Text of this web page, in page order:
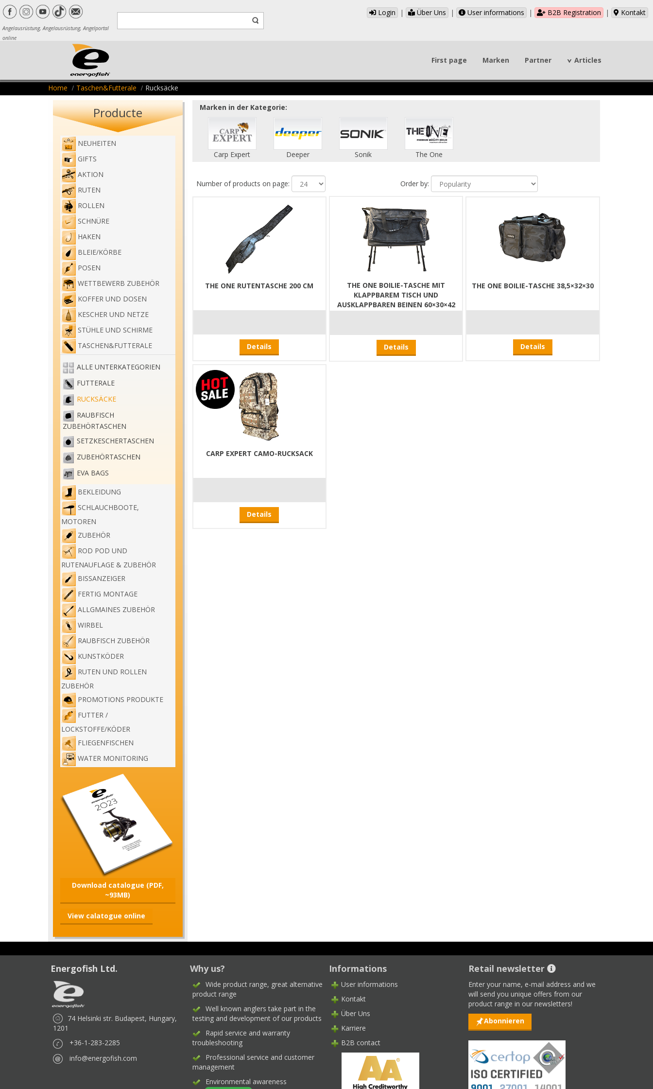
Angelausrüstung, Angelausrüstung, Angelportal
online
Login | Über Uns | User informations | B2B Registration | Kontakt
First page Marken Partner Articles
Home Taschen&Futterale Rucksäcke
Producte
NEUHEITEN
GIFTS
AKTION
RUTEN
ROLLEN
SCHNÜRE
HAKEN
BLEIE/KÖRBE
POSEN
WETTBEWERB ZUBEHÖR
KOFFER UND DOSEN
KESCHER UND NETZE
STÜHLE UND SCHIRME
TASCHEN&FUTTERALE
ALLE UNTERKATEGORIEN
FUTTERALE
RUCKSÄCKE
RAUBFISCH
ZUBEHÖRTASCHEN
SETZKESCHERTASCHEN
ZUBEHÖRTASCHEN
EVA BAGS
BEKLEIDUNG
SCHLAUCHBOOTE,
MOTOREN
ZUBEHÖR
ROD POD UND
RUTENAUFLAGE & ZUBEHÖR
BISSANZEIGER
FERTIG MONTAGE
ALLGMAINES ZUBEHÖR
WIRBEL
RAUBFISCH ZUBEHÖR
KUNSTKÖDER
RUTEN UND ROLLEN
ZUBEHÖR
PROMOTIONS PRODUKTE
FUTTER /
LOCKSTOFFE/KÖDER
FLIEGENFISCHEN
WATER MONITORING
Download catalogue (PDF,
~93MB)
View calatogue online
Marken in der Kategorie:
Carp Expert Deeper Sonik The One
Number of products on page: Order by:
THE ONE RUTENTASCHE 200 CM
Details
THE ONE BOILIE-TASCHE MIT
KLAPPBAREM TISCH UND
AUSKLAPPBAREN BEINEN 60×30×42
Details
THE ONE BOILIE-TASCHE 38,5×32×30
Details
CARP EXPERT CAMO-RUCKSACK
Details
Energofish Ltd.
74 Helsinki str. Budapest, Hungary,
1201
+36-1-283-2285
info@energofish.com
Why us?
Wide product range, great alternative
product range
Well known anglers take part in the
testing and development of our products
Rapid service and warranty
troubleshooting
Professional service and customer
management
Environmental awareness
Informations
User informations
Kontakt
Über Uns
Karriere
B2B contact
Retail newsletter
Enter your name, e-mail address and we
will send you unique offers from our
product range in our newsletters!
Abonnieren